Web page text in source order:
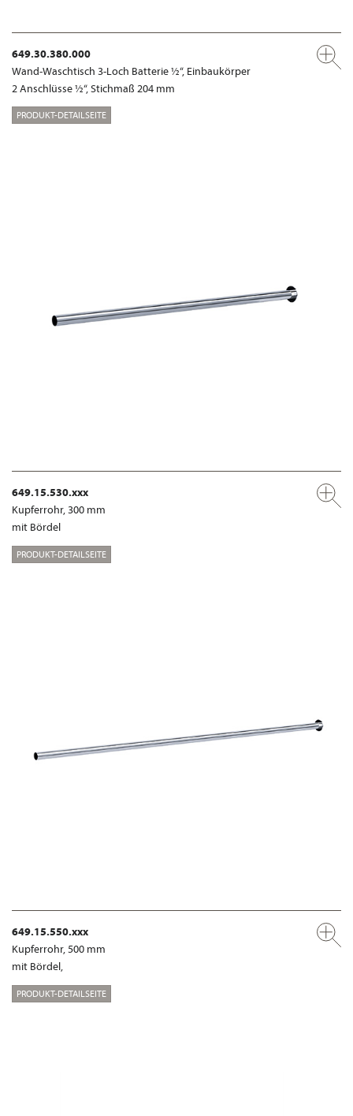
649.30.380.000
Wand-Waschtisch 3-Loch Batterie ½“, Einbaukörper
2 Anschlüsse ½“, Stichmaß 204 mm
PRODUKT-DETAILSEITE
649.15.530.xxx
Kupferrohr, 300 mm
mit Bördel
PRODUKT-DETAILSEITE
649.15.550.xxx
Kupferrohr, 500 mm
mit Bördel,
PRODUKT-DETAILSEITE